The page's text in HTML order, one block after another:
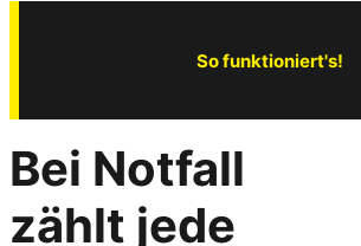
So funktioniert's!
Bei Notfall
zählt jede